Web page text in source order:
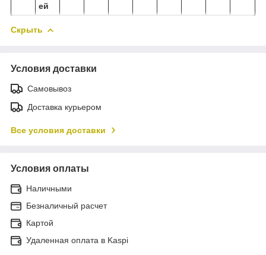
ей
Скрыть
Условия доставки
Самовывоз
Доставка курьером
Все условия доставки
Условия оплаты
Наличными
Безналичный расчет
Картой
Удаленная оплата в Kaspi